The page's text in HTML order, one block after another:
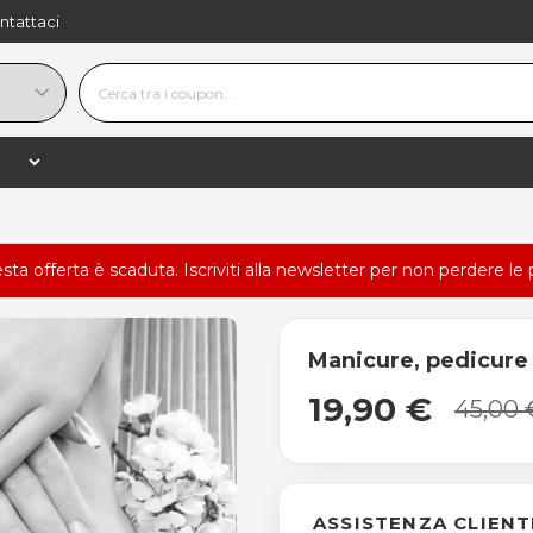
offerta è scaduta. Iscriviti alla newsletter per non perdere le
Manicure,
19,90 € 45,00
ASSISTENZA